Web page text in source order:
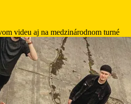
videu aj na medzinárodnom turné